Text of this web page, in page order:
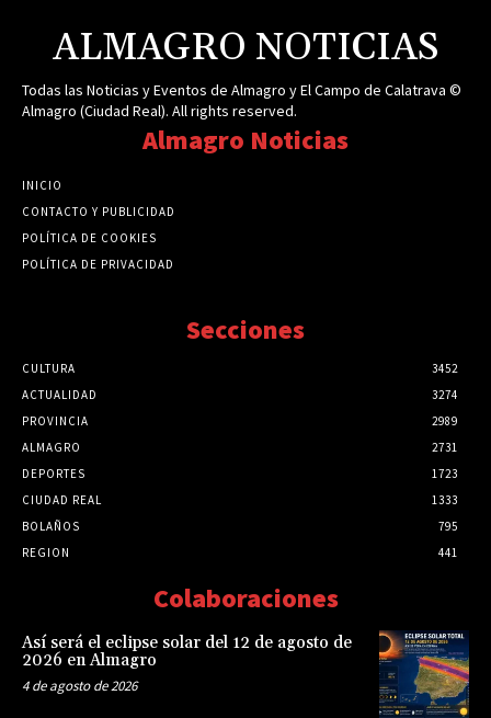
ALMAGRO NOTICIAS
Todas las Noticias y Eventos de Almagro y El Campo de Calatrava ©
Almagro (Ciudad Real). All rights reserved.
Almagro Noticias
INICIO
CONTACTO Y PUBLICIDAD
POLÍTICA DE COOKIES
POLÍTICA DE PRIVACIDAD
Secciones
CULTURA
3452
ACTUALIDAD
3274
PROVINCIA
2989
ALMAGRO
2731
DEPORTES
1723
CIUDAD REAL
1333
BOLAÑOS
795
REGION
441
Colaboraciones
Así será el eclipse solar del 12 de agosto de
2026 en Almagro
4 de agosto de 2026